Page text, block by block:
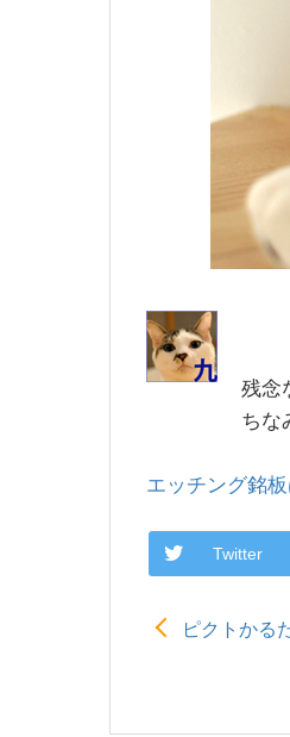
残念
ちな
エッチング銘
Twitter
ピクトかる